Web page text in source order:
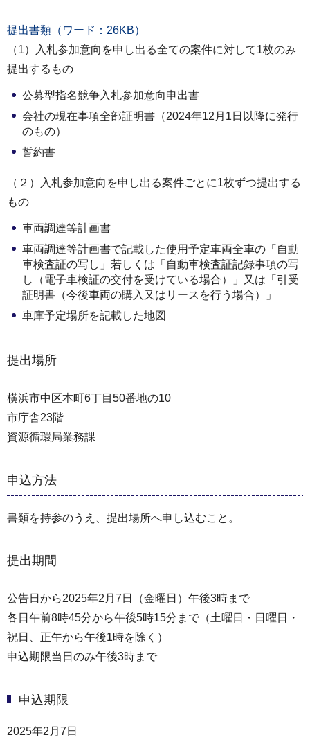
提出書類（ワード：26KB）
（1）入札参加意向を申し出る全ての案件に対して1枚のみ
提出するもの
公募型指名競争入札参加意向申出書
会社の現在事項全部証明書（2024年12月1日以降に発行
のもの）
誓約書
（２）入札参加意向を申し出る案件ごとに1枚ずつ提出する
もの
車両調達等計画書
車両調達等計画書で記載した使用予定車両全車の「自動
車検査証の写し」若しくは「自動車検査証記録事項の写
し（電子車検証の交付を受けている場合）」又は「引受
証明書（今後車両の購入又はリースを行う場合）」
車庫予定場所を記載した地図
提出場所
横浜市中区本町6丁目50番地の10
市庁舎23階
資源循環局業務課
申込方法
書類を持参のうえ、提出場所へ申し込むこと。
提出期間
公告日から2025年2月7日（金曜日）午後3時まで
各日午前8時45分から午後5時15分まで（⼟曜日・⽇曜日・
祝⽇、正午から午後1時を除く）
申込期限当日のみ午後3時まで
申込期限
2025年2月7日